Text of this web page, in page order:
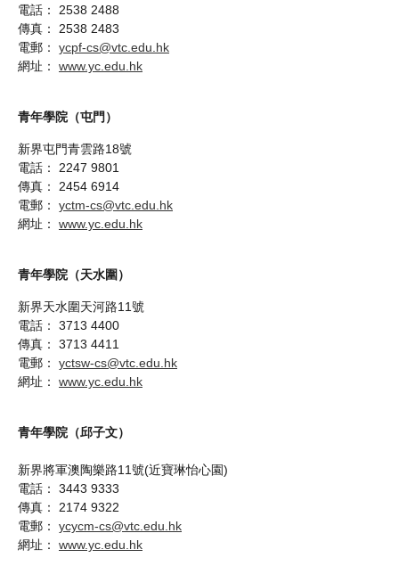
電話： 2538 2488
傳真： 2538 2483
電郵： ycpf-cs@vtc.edu.hk
網址： www.yc.edu.hk
青年學院（屯門）
新界屯門青雲路18號
電話： 2247 9801
傳真： 2454 6914
電郵： yctm-cs@vtc.edu.hk
網址： www.yc.edu.hk
青年學院（天水圍）
新界天水圍天河路11號
電話： 3713 4400
傳真： 3713 4411
電郵： yctsw-cs@vtc.edu.hk
網址： www.yc.edu.hk
青年學院（邱子文）
新界將軍澳陶樂路11號(近寶琳怡心園)
電話： 3443 9333
傳真： 2174 9322
電郵： ycycm-cs@vtc.edu.hk
網址： www.yc.edu.hk